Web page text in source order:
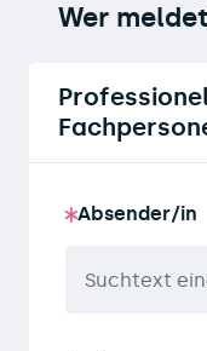
Wer
Absender/in